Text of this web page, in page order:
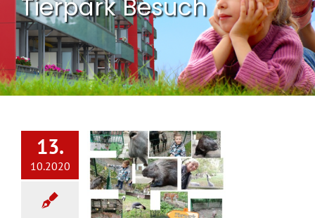
Tierpark Besuch
13.
10.2020